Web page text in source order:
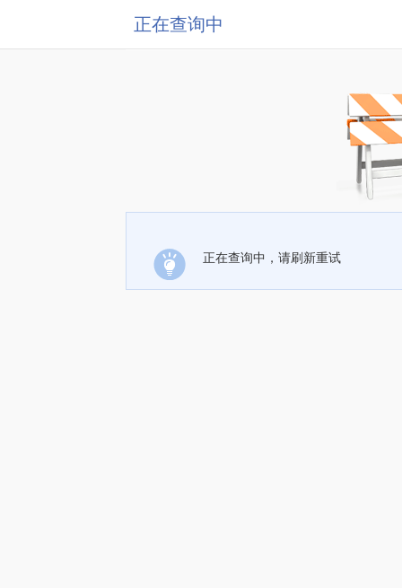
正在查询中
正在查询中，请刷新重试